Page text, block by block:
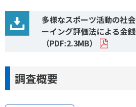
多様なスポーツ活動の社
ーイング評価法による金
（PDF:2.3MB）
調査概要